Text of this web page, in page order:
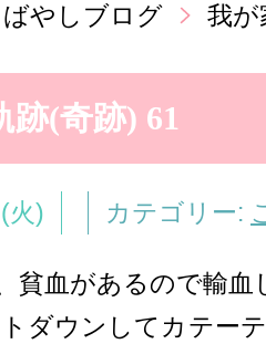
やしブログ 我が
跡(奇跡) 61
火) カテゴリー:
貧血があるので輸
ダウンしてカテー